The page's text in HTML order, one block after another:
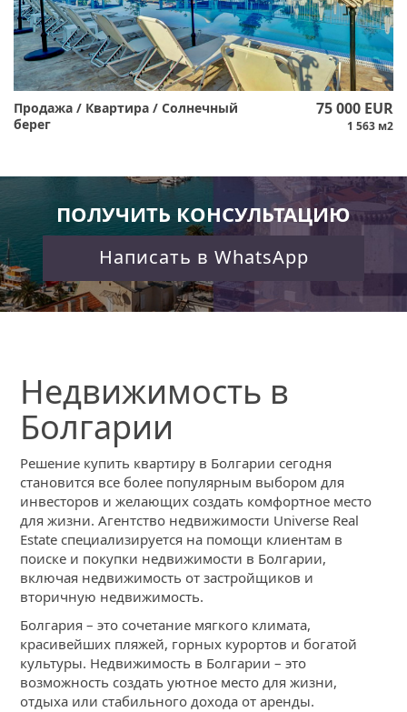
Продажа / Квартира / Солнечный
берег
75 000 EUR
1 563 м2
ПОЛУЧИТЬ КОНСУЛЬТАЦИЮ
Написать в WhatsApp
Недвижимость в
Болгарии
Решение купить квартиру в Болгарии сегодня
становится все более популярным выбором для
инвесторов и желающих создать комфортное место
для жизни. Агентство недвижимости Universe Real
Estate специализируется на помощи клиентам в
поиске и покупки недвижимости в Болгарии,
включая недвижимость от застройщиков и
вторичную недвижимость.
Болгария – это сочетание мягкого климата,
красивейших пляжей, горных курортов и богатой
культуры. Недвижимость в Болгарии – это
возможность создать уютное место для жизни,
отдыха или стабильного дохода от аренды.